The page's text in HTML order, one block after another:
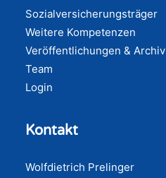
Sozialversicherungsträger
Weitere Kompetenzen
Veröffentlichungen & Archiv
Team
Login
Kontakt
Wolfdietrich Prelinger